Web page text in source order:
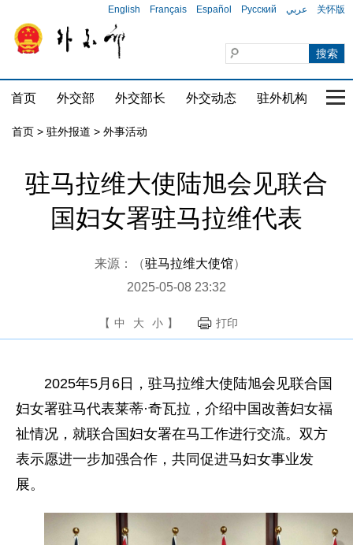
English Français Español Русский عربي 关怀版
首页 外交部 外交部长 外交动态 驻外机构 国
首页 > 驻外报道 > 外事活动
驻马拉维大使陆旭会见联合
国妇女署驻马拉维代表
来源：（驻马拉维大使馆）
2025-05-08 23:32
【 中 大 小 】 打印
2025年5月6日，驻马拉维大使陆旭会见联合国
妇女署驻马代表莱蒂·奇瓦拉，介绍中国改善妇女福
祉情况，就联合国妇女署在马工作进行交流。双方
表示愿进一步加强合作，共同促进马妇女事业发
展。